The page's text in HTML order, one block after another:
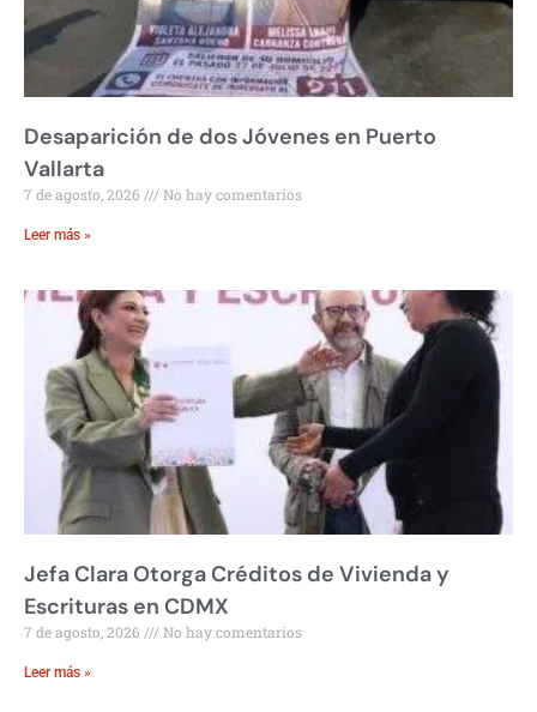
Desaparición de dos Jóvenes en Puerto
Vallarta
7 de agosto, 2026 No hay comentarios
Leer más »
Jefa Clara Otorga Créditos de Vivienda y
Escrituras en CDMX
7 de agosto, 2026 No hay comentarios
Leer más »